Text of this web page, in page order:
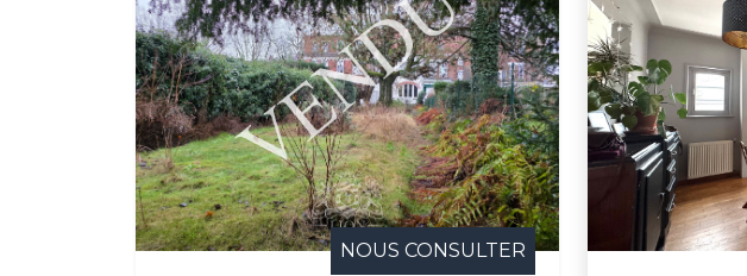
La commune conserve avec fierté un
Saint-Charles, la villa Saint-Georges,
à vendre à Lambersart, vous découvrirez
Lambersart se positionne ainsi comme
vous aspirez à acheter une maison
concrétiser votre projet immobilier.
répond à vos attentes à Lambersart.
NOUS CONSULTER